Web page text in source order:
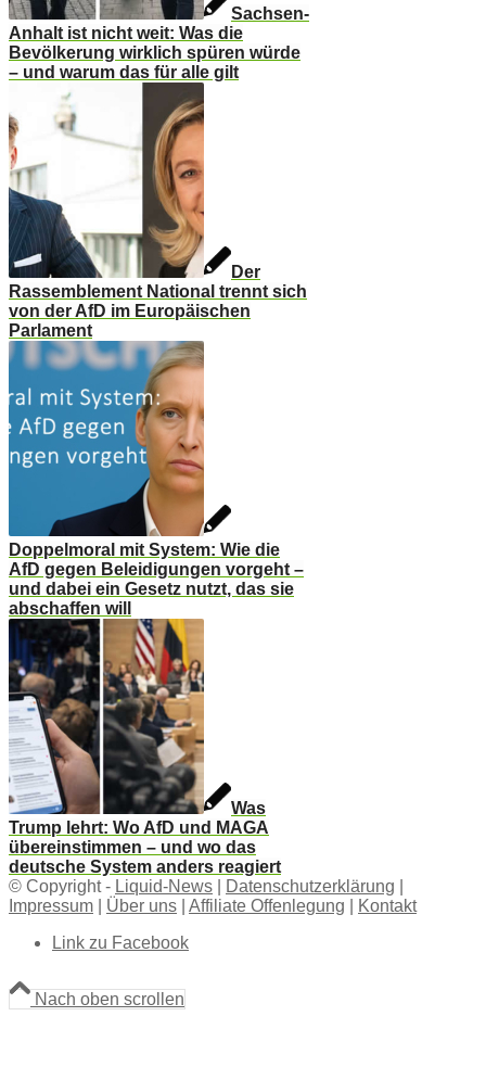
Sachsen-
Anhalt ist nicht weit: Was die
Bevölkerung wirklich spüren würde
– und warum das für alle gilt
Der
Rassemblement National trennt sich
von der AfD im Europäischen
Parlament
Doppelmoral mit System: Wie die
AfD gegen Beleidigungen vorgeht –
und dabei ein Gesetz nutzt, das sie
abschaffen will
Was
Trump lehrt: Wo AfD und MAGA
übereinstimmen – und wo das
deutsche System anders reagiert
© Copyright - Liquid-News Datenschutzerklärung
Impressum
Über uns Affiliate Offenlegung
Kontakt
Link zu Facebook
Nach oben scrollen